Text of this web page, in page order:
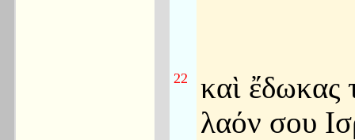
22
καὶ ἔδωκας
λαόν σου